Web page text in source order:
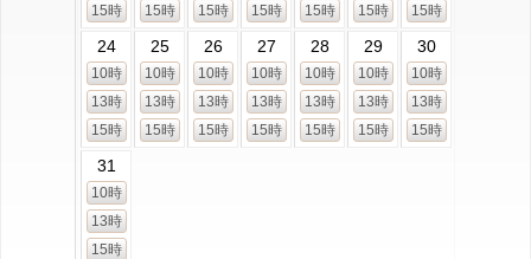
15時
15時
15時
15時
15時
15時
15時
24
10時
13時
15時
25
10時
13時
15時
26
10時
13時
15時
27
10時
13時
15時
28
10時
13時
15時
29
10時
13時
15時
30
10時
13時
15時
31
10時
13時
15時